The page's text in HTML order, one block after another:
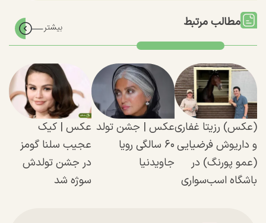
مطالب مرتبط
(عکس) رزیتا غفاری
و داریوش فرضیایی
(عمو پورنگ) در
باشگاه اسب‌سواری
عکس | جشن تولد
۶۰ سالگی رویا
جاوید‌نیا
عکس | کیک
عجیب سلنا گومز
در جشن تولدش
سوژه شد